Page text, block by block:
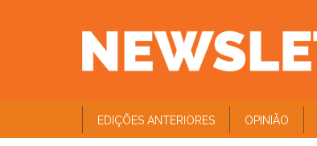
EDIÇÕES ANTERIORES OPINIÃO